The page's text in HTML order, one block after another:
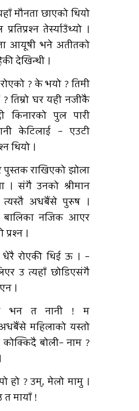
मौनता छाएको थियो
तेर्स्याउँथ्यो ।
आयूषी भने अतीतको
देखिन्थी ।
? के भयो ? तिमी
घर यही नजीकै
किनारको पुल पारी
केटिलाई – एउटी
थियो ।
पुस्तक राखिएको झोला
। संगै उनको श्रीमान
त्यस्तै अधबैंसे पुरुष ।
बालिका नजिक आएर
।
धेरै रोएकी थिई ऊ । –
उ त्यहाँ छोडिएसंगै
।
भन त नानी ! म
महिलाको यस्तो
बोली– नाम ?
हो ? उम्, मेलो मामु ।
मायाँ !